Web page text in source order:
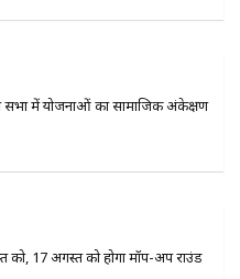
सभा में योजनाओं का सामाजिक अंकेक्षण
को, 17 अगस्त को होगा मॉप-अप राउंड